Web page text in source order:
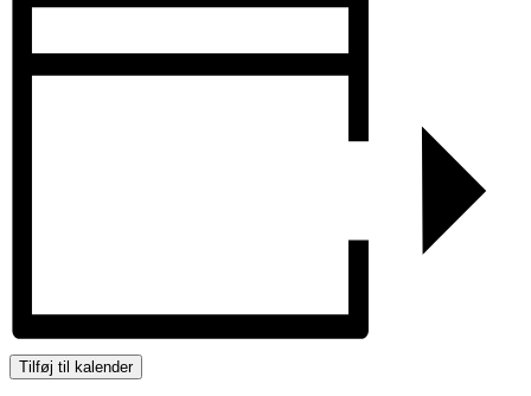
Tilføj til kalender